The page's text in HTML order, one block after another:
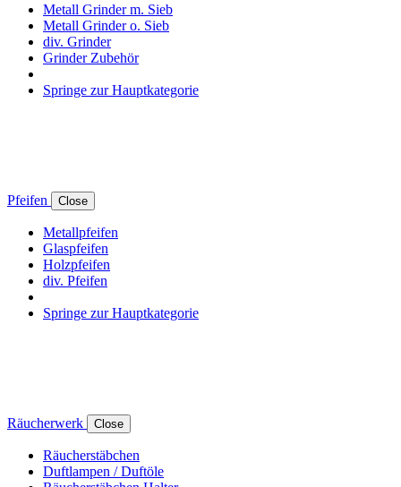
Metall Grinder m. Sieb
Metall Grinder o. Sieb
div. Grinder
Grinder Zubehör
Springe zur Hauptkategorie
Pfeifen Close
Metallpfeifen
Glaspfeifen
Holzpfeifen
div. Pfeifen
Springe zur Hauptkategorie
Räucherwerk Close
Räucherstäbchen
Duftlampen / Duftöle